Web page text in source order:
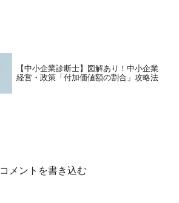
【中小企業診断士】図解あり！中小企業
経営・政策「付加価値額の割合」攻略法
コメントを書き込む